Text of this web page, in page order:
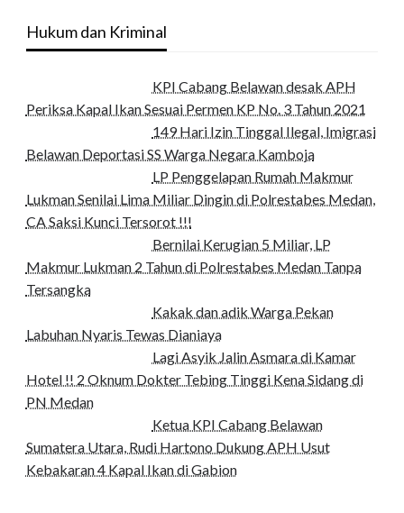
Hukum dan Kriminal
KPI Cabang Belawan desak APH
Periksa Kapal Ikan Sesuai Permen KP No. 3 Tahun 2021
149 Hari Izin Tinggal Ilegal, Imigrasi
Belawan Deportasi SS Warga Negara Kamboja
LP Penggelapan Rumah Makmur
Lukman Senilai Lima Miliar Dingin di Polrestabes Medan,
CA Saksi Kunci Tersorot !!!
Bernilai Kerugian 5 Miliar, LP
Makmur Lukman 2 Tahun di Polrestabes Medan Tanpa
Tersangka
Kakak dan adik Warga Pekan
Labuhan Nyaris Tewas Dianiaya
Lagi Asyik Jalin Asmara di Kamar
Hotel !! 2 Oknum Dokter Tebing Tinggi Kena Sidang di
PN Medan
Ketua KPI Cabang Belawan
Sumatera Utara, Rudi Hartono Dukung APH Usut
Kebakaran 4 Kapal Ikan di Gabion